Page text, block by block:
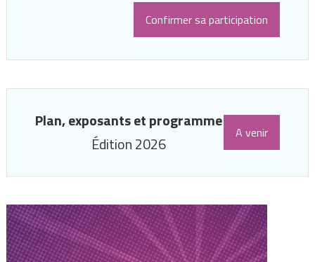
Confirmer sa participation
Plan, exposants et programme
Édition 2026
A venir